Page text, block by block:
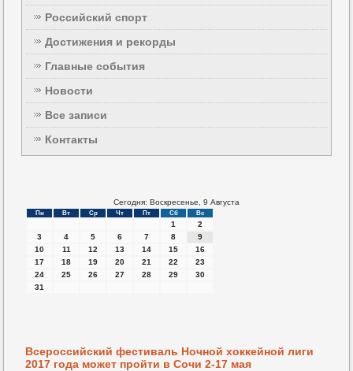
Российский спорт
Достижения и рекорды
Главные события
Новости
Все записи
Контакты
Сегодня: Воскресенье, 9 Августа
Пн Вт Ср Чт Пт Сб Вс
1
2
3
4 5 6 7 8
9
10
11 12 13 14 15
16
17
18 19 20 21 22
23
24
25 26 27 28 29
30
31
Всероссийский фестиваль Ночной хоккейной лиги
2017 года может пройти в Сочи 2-17 мая